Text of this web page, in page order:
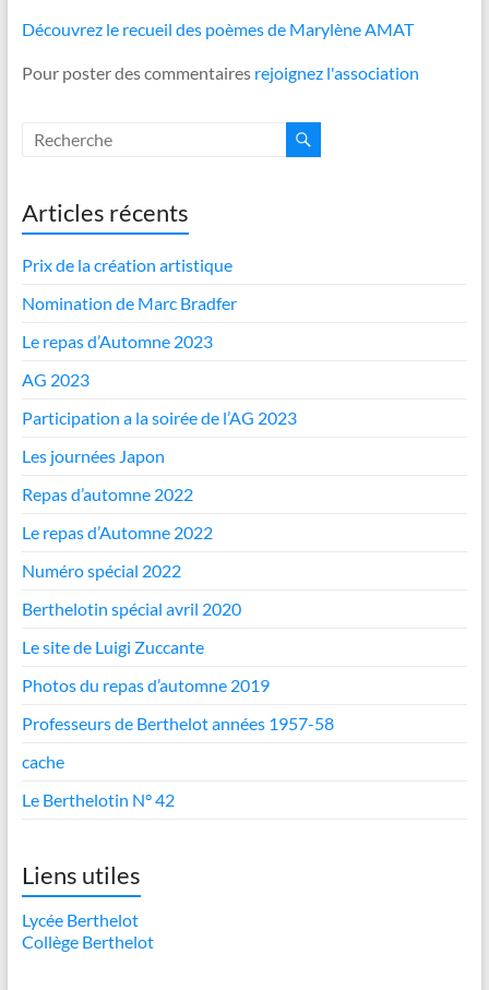
Découvrez le recueil des poèmes de Marylène AMAT
Pour poster des commentaires rejoignez l'association
Articles récents
Prix de la création artistique
Nomination de Marc Bradfer
Le repas d’Automne 2023
AG 2023
Participation a la soirée de l’AG 2023
Les journées Japon
Repas d’automne 2022
Le repas d’Automne 2022
Numéro spécial 2022
Berthelotin spécial avril 2020
Le site de Luigi Zuccante
Photos du repas d’automne 2019
Professeurs de Berthelot années 1957-58
cache
Le Berthelotin N° 42
Liens utiles
Lycée Berthelot
Collège Berthelot